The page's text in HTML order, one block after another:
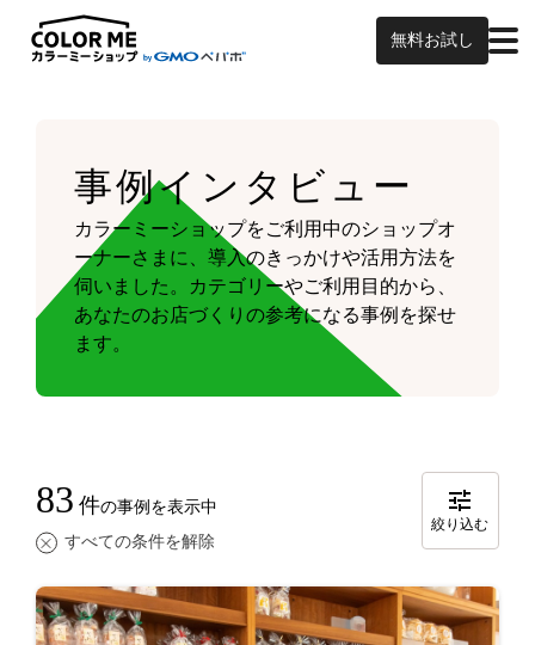
無料お試し
事例インタビュー
カラーミーショップをご利用中のショップオ
ーナーさまに、導入のきっかけや活用方法を
伺いました。 カテゴリーやご利用目的から、
あなたのお店づくりの参考になる事例を探せ
ます。
83 件の事例を表示中
すべての条件を解除
絞り込む